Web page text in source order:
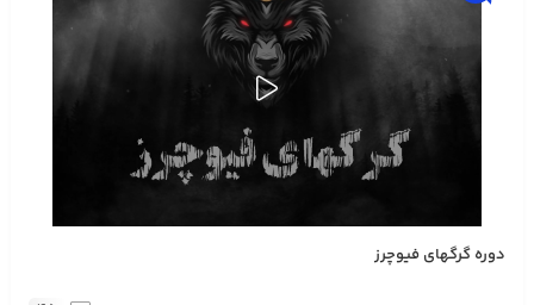
دوره گرگهای فیوچرز